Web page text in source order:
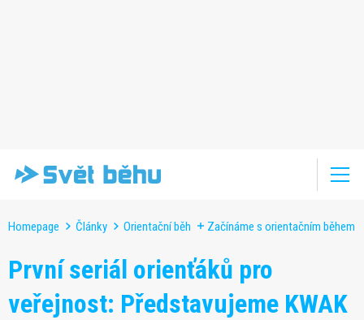
Homepage Články Orientační běh Začínáme s orientačním během
První seriál orienťáků pro
veřejnost: Představujeme KWAK